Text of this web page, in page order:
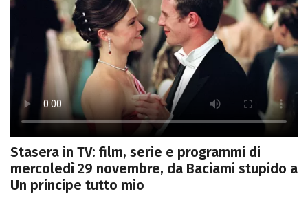
Stasera in TV: film, serie e programmi di
mercoledì 29 novembre, da Baciami stupido a
Un principe tutto mio